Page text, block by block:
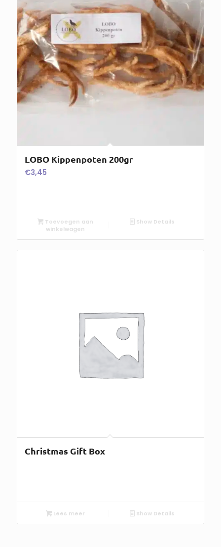
LOBO Kippenpoten 200gr
€3,45
Toevoegen aan
winkelwagen
Show Details
Christmas Gift Box
Lees meer Show Details